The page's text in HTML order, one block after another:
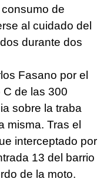
de
al cuidado del
durante dos
Fasano por el
de las 300
sobre la traba
misma. Tras el
interceptado por
13 del barrio
de la moto.